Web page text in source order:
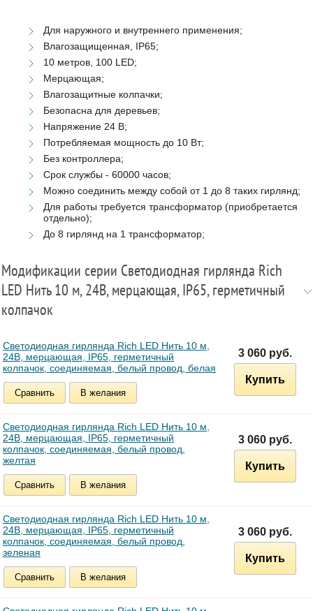
Для наружного и внутреннего применения;
Влагозащищенная, IP65;
10 метров, 100 LED;
Мерцающая;
Влагозащитные колпачки;
Безопасна для деревьев;
Напряжение 24 В;
Потребляемая мощность до 10 Вт;
Без контроллера;
Срок службы - 60000 часов;
Можно соединить между собой от 1 до 8 таких гирлянд;
Для работы требуется трансформатор (приобретается
отдельно);
До 8 гирлянд на 1 трансформатор;
Модификации серии Светодиодная гирлянда Rich
LED Нить 10 м, 24В, мерцающая, IP65, герметичный
колпачок
Светодиодная гирлянда Rich LED Нить 10 м,
24В, мерцающая, IP65, герметичный
колпачок, соединяемая, белый провод, белая
Сравнить В желания
3 060 руб.
Купить
Светодиодная гирлянда Rich LED Нить 10 м,
24В, мерцающая, IP65, герметичный
колпачок, соединяемая, белый провод,
желтая
Сравнить В желания
3 060 руб.
Купить
Светодиодная гирлянда Rich LED Нить 10 м,
24В, мерцающая, IP65, герметичный
колпачок, соединяемая, белый провод,
зеленая
Сравнить В желания
3 060 руб.
Купить